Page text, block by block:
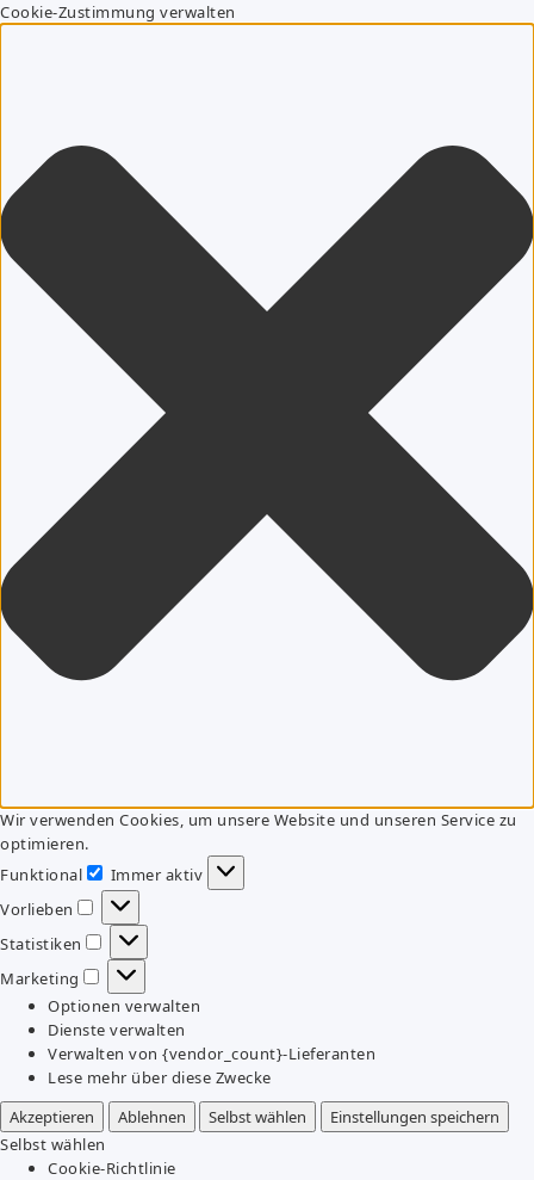
Cookie-Zustimmung verwalten
Wir verwenden Cookies, um unsere Website und unseren Service zu
optimieren.
Funktional
Funktional
Immer aktiv
Vorlieben
Vorlieben
Statistiken
Statistiken
Marketing
Marketing
Optionen verwalten
Dienste verwalten
Verwalten von {vendor_count}-Lieferanten
Lese mehr über diese Zwecke
Akzeptieren
Ablehnen Selbst wählen
Einstellungen speichern
Selbst wählen
Cookie-Richtlinie